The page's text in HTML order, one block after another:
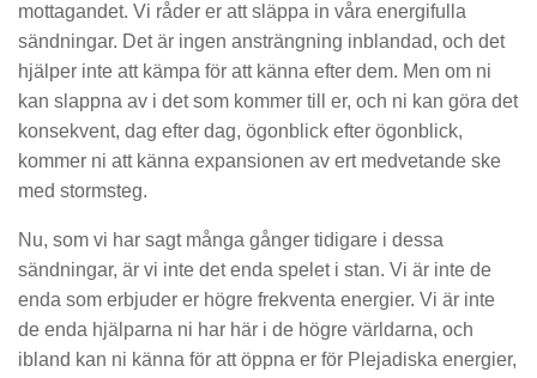
mottagandet. Vi råder er att släppa in våra energifulla
sändningar. Det är ingen ansträngning inblandad, och det
hjälper inte att kämpa för att känna efter dem. Men om ni
kan slappna av i det som kommer till er, och ni kan göra det
konsekvent, dag efter dag, ögonblick efter ögonblick,
kommer ni att känna expansionen av ert medvetande ske
med stormsteg.
Nu, som vi har sagt många gånger tidigare i dessa
sändningar, är vi inte det enda spelet i stan. Vi är inte de
enda som erbjuder er högre frekventa energier. Vi är inte
de enda hjälparna ni har här i de högre världarna, och
ibland kan ni känna för att öppna er för Plejadiska energier,